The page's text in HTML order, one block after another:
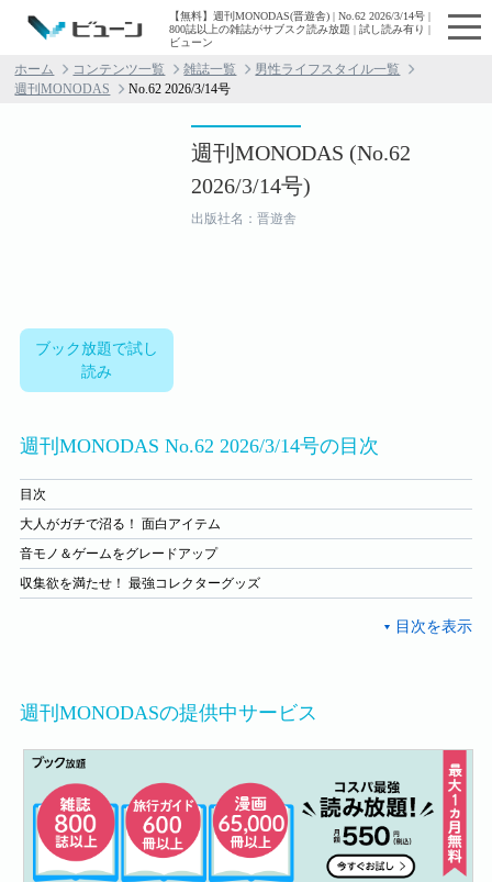
【無料】週刊MONODAS(晋遊舎) | No.62 2026/3/14号 |
800誌以上の雑誌がサブスク読み放題 | 試し読み有り |
ビューン
ホーム コンテンツ一覧 雑誌一覧
男性ライフスタイル一覧
週刊MONODAS
No.62 2026/3/14号
ブック放題で試し
読み
週刊MONODAS (No.62
2026/3/14号)
出版社名：晋遊舎
週刊MONODAS No.62 2026/3/14号の目次
目次
大人がガチで沼る！ 面白アイテム
音モノ＆ゲームをグレードアップ
収集欲を満たせ！ 最強コレクターグッズ
週刊MONODASの提供中サービス